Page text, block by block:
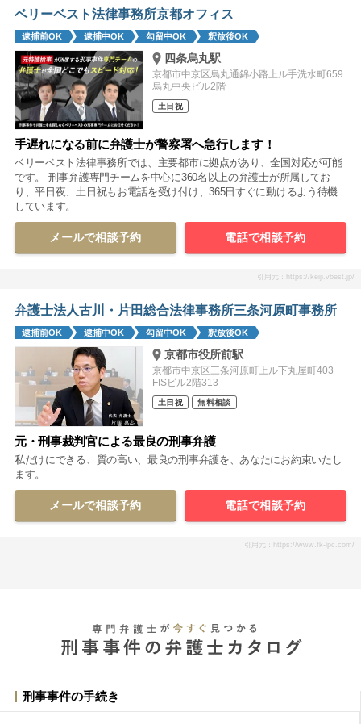
ベリーベスト法律事務所京都オフィス
逮捕前OK 逮捕中OK 勾留中OK 釈放後OK
四条烏丸駅
京都市中京区烏丸通錦小路上ル手洗水町659
烏丸中央ビル2階
土日祝
手遅れになる前に弁護士が警察署へ急行します！
ベリーベスト法律事務所では、主要都市に拠点があり、全国対応が可能
です。 刑事弁護専門チームを中心に360名以上の弁護士が所属してお
り、平日夜、土日祝もお電話を受け付け、365日すぐに動けるよう待機
しています。
メールで相談予約 電話で相談予約
引用元：https://keiji.vbest.jp/
弁護士法人古川・片田総合法律事務所三条河原町事務所
逮捕前OK 逮捕中OK 勾留中OK 釈放後OK
京都市役所前駅
京都市中京区三条河原町上ル下丸屋町403
FISビル2階313
土日祝 無料相談
元・刑事裁判官による最良の刑事弁護
私だけにできる、質の高い、最良の刑事弁護を、あなたにお約束いたし
ます。
メールで相談予約 電話で相談予約
引用元：https://www.fk-lpc.com/
刑事事件の手続き